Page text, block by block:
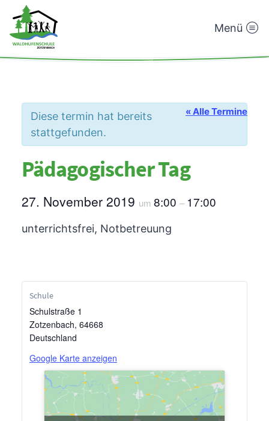
Waldhufenschule
Menü
« Alle Termine
Diese termin hat bereits
stattgefunden.
Pädagogischer Tag
27. November 2019 um 8:00 – 17:00
unterrichtsfrei, Notbetreuung
Schule
Schulstraße 1
Zotzenbach, 64668
Deutschland
Google Karte anzeigen